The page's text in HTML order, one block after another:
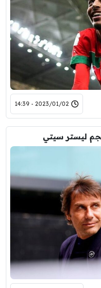
2023/01/02 - 14:39
ليستر سيتي